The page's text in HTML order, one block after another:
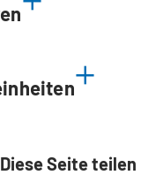
Diese Seite teilen